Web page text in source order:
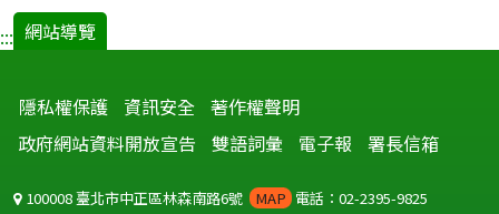
::: 網站導覽
隱私權保護 資訊安全 著作權聲明
政府網站資料開放宣告
雙語詞彙 電子報 署長信箱
100008 臺北市中正區林森南路6號 MAP 電話：02-2395-9825